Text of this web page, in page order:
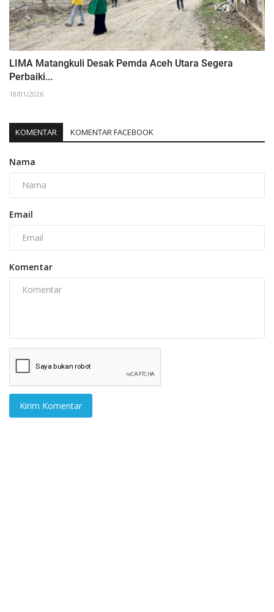
LIMA Matangkuli Desak Pemda Aceh Utara Segera
Perbaiki...
18/01/2026
KOMENTAR KOMENTAR FACEBOOK
Nama
Email
Komentar
Kirim Komentar